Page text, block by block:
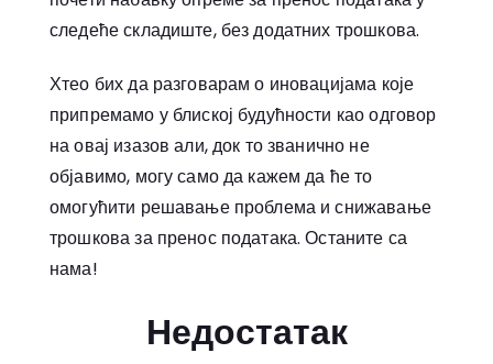
следеће складиште, без додатних трошкова.
Хтео бих да разговарам о иновацијама које
припремамо у блиској будућности као одговор
на овај изазов али, док то званично не
објавимо, могу само да кажем да ће то
омогућити решавање проблема и снижавање
трошкова за пренос података. Останите са
нама!
Недостатак